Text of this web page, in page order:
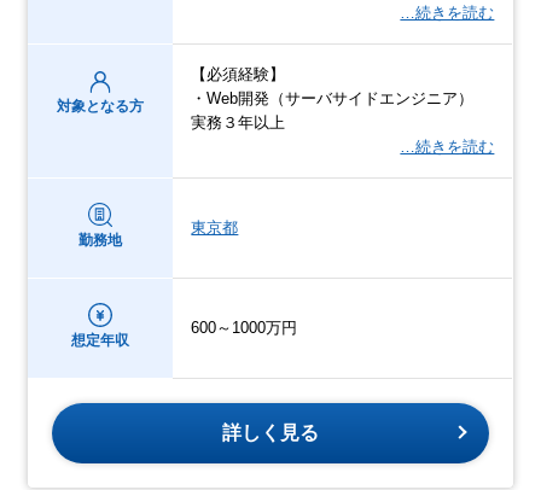
…続きを読む
対象となる方
【必須経験】
・Web開発（サーバサイドエンジニア）
実務３年以上
…続きを読む
勤務地
東京都
想定年収
600～1000万円
詳しく見る